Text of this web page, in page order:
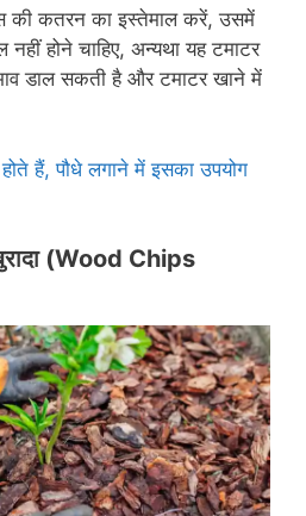
की कतरन का इस्तेमाल करें, उसमें
होने चाहिए, अन्यथा यह टमाटर
डाल सकती है और टमाटर खाने में
होते हैं, पौधे लगाने में इसका उपयोग
(Wood Chips